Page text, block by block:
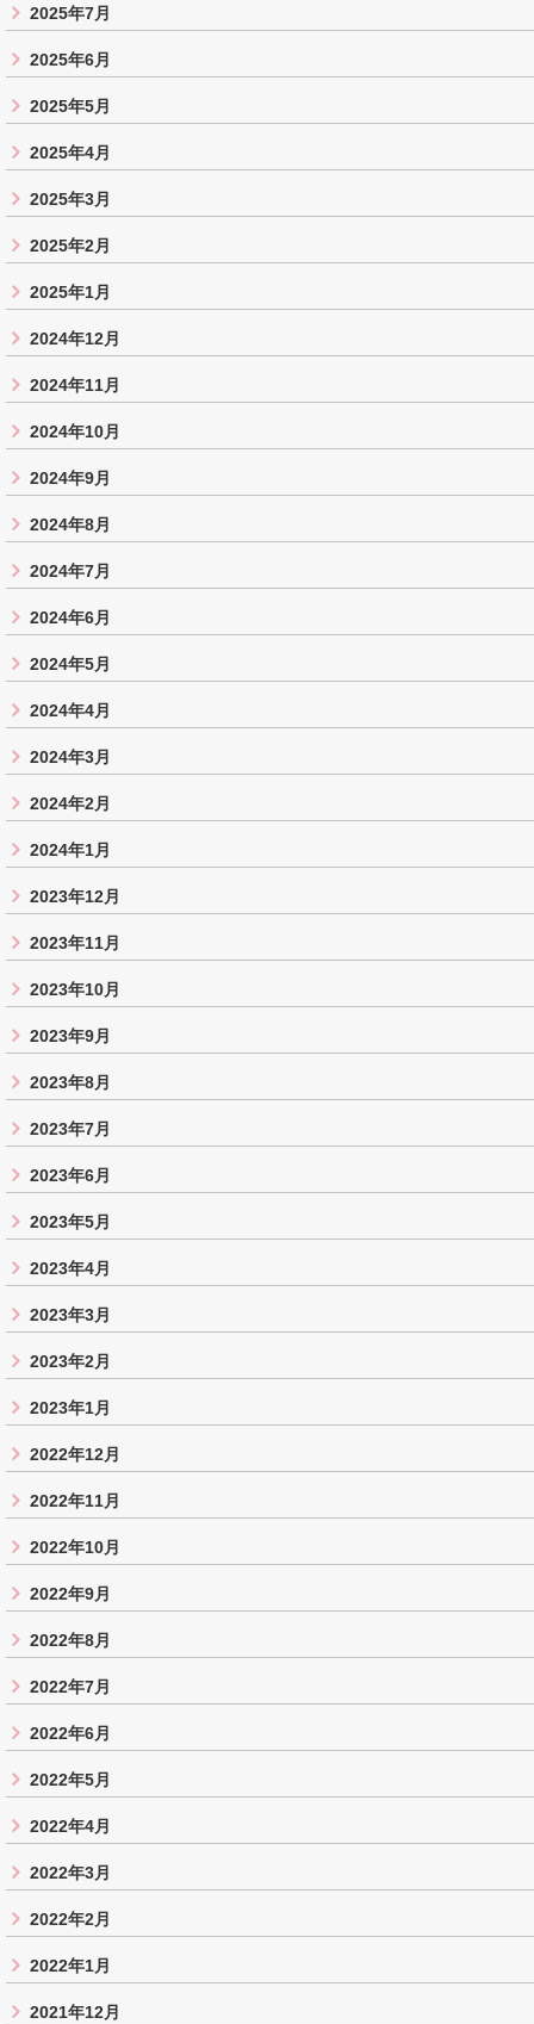
2025年7月
2025年6月
2025年5月
2025年4月
2025年3月
2025年2月
2025年1月
2024年12月
2024年11月
2024年10月
2024年9月
2024年8月
2024年7月
2024年6月
2024年5月
2024年4月
2024年3月
2024年2月
2024年1月
2023年12月
2023年11月
2023年10月
2023年9月
2023年8月
2023年7月
2023年6月
2023年5月
2023年4月
2023年3月
2023年2月
2023年1月
2022年12月
2022年11月
2022年10月
2022年9月
2022年8月
2022年7月
2022年6月
2022年5月
2022年4月
2022年3月
2022年2月
2022年1月
2021年12月